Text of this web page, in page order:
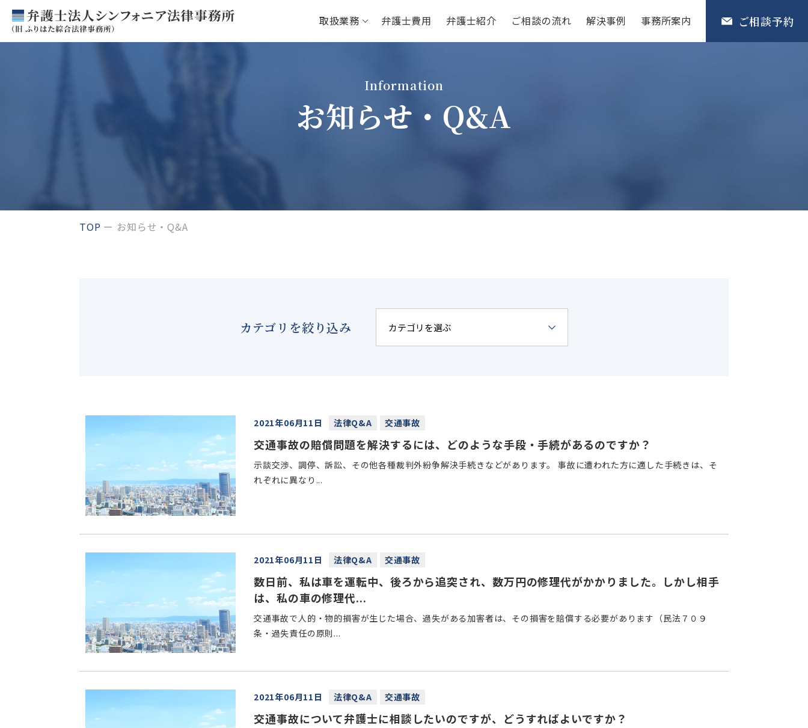
取扱業務 弁護士費用 弁護士紹介 ご相談の流れ 解決事例 事務所案内 ご相談予約
Information
お知らせ・Q&A
TOP お知らせ・Q&A
カテゴリを絞り込み
2021年06月11日 法律Q&A 交通事故
交通事故の賠償問題を解決するには、どのような手段・手続があるのですか？
示談交渉、調停、訴訟、その他各種裁判外紛争解決手続きなどがあります。 事故に遭われた方に適した手続きは、そ
れぞれに異なり...
2021年06月11日 法律Q&A 交通事故
数日前、私は車を運転中、後ろから追突され、数万円の修理代がかかりました。しかし相手
は、私の車の修理代...
交通事故で人的・物的損害が生じた場合、過失がある加害者は、その損害を賠償する必要があります（民法７０９
条・過失責任の原則...
2021年06月11日 法律Q&A 交通事故
交通事故について弁護士に相談したいのですが、どうすればよいですか？